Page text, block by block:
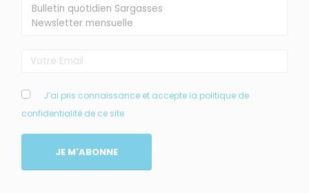
J’ai pris connaissance et accepte la politique de
confidentialité de ce site
JE M'ABONNE
MENU